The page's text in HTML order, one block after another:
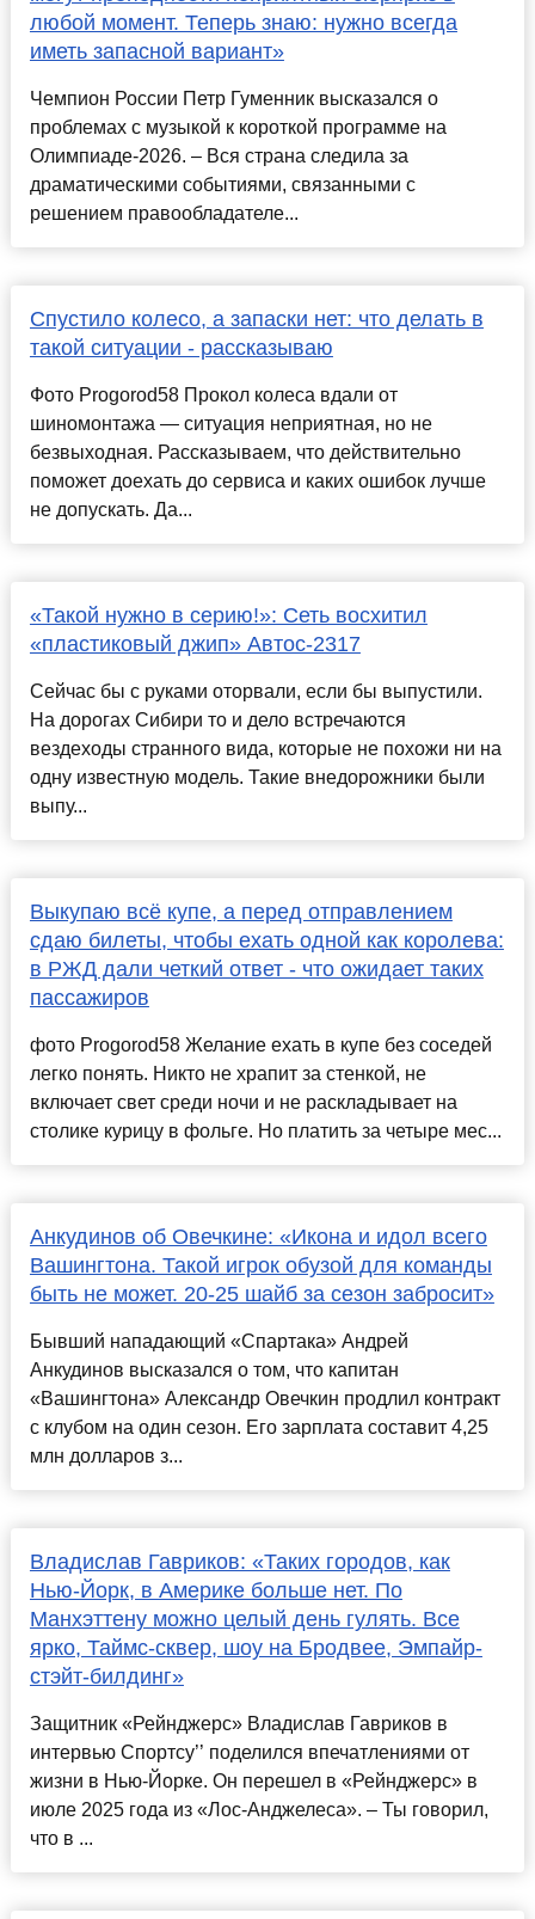
любой момент. Теперь знаю: нужно всегда
иметь запасной вариант»
Чемпион России Петр Гуменник высказался о
проблемах с музыкой к короткой программе на
Олимпиаде-2026. – Вся страна следила за
драматическими событиями, связанными с
решением правообладателе...
Спустило колесо, а запаски нет: что делать в
такой ситуации - рассказываю
Фото Progorod58 Прокол колеса вдали от
шиномонтажа — ситуация неприятная, но не
безвыходная. Рассказываем, что действительно
поможет доехать до сервиса и каких ошибок лучше
не допускать. Да...
«Такой нужно в серию!»: Сеть восхитил
«пластиковый джип» Автос-2317
Сейчас бы с руками оторвали, если бы выпустили.
На дорогах Сибири то и дело встречаются
вездеходы странного вида, которые не похожи ни на
одну известную модель. Такие внедорожники были
выпу...
Выкупаю всё купе, а перед отправлением
сдаю билеты, чтобы ехать одной как королева:
в РЖД дали четкий ответ - что ожидает таких
пассажиров
фото Progorod58 Желание ехать в купе без соседей
легко понять. Никто не храпит за стенкой, не
включает свет среди ночи и не раскладывает на
столике курицу в фольге. Но платить за четыре мес...
Анкудинов об Овечкине: «Икона и идол всего
Вашингтона. Такой игрок обузой для команды
быть не может. 20-25 шайб за сезон забросит»
Бывший нападающий «Спартака» Андрей
Анкудинов высказался о том, что капитан
«Вашингтона» Александр Овечкин продлил контракт
с клубом на один сезон. Его зарплата составит 4,25
млн долларов з...
Владислав Гавриков: «Таких городов, как
Нью-Йорк, в Америке больше нет. По
Манхэттену можно целый день гулять. Все
ярко, Таймс-сквер, шоу на Бродвее, Эмпайр-
стэйт-билдинг»
Защитник «Рейнджерс» Владислав Гавриков в
интервью Спортсу’’ поделился впечатлениями от
жизни в Нью-Йорке. Он перешел в «Рейнджерс» в
июле 2025 года из «Лос-Анджелеса». – Ты говорил,
что в ...